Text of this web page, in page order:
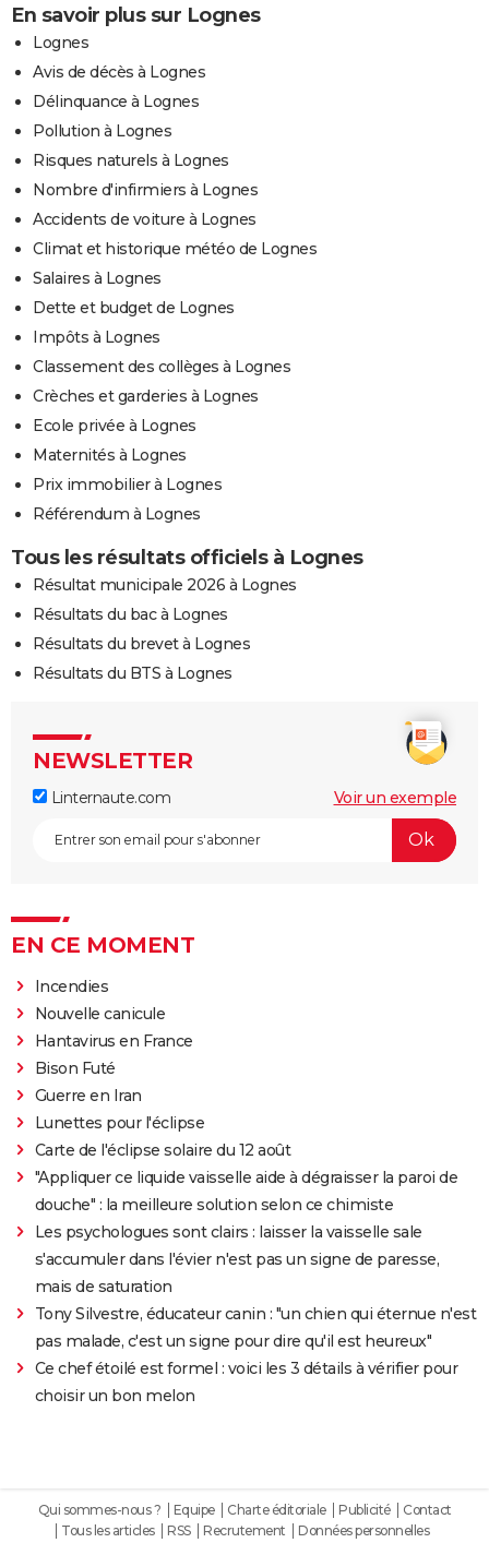
En savoir plus sur Lognes
Lognes
Avis de décès à Lognes
Délinquance à Lognes
Pollution à Lognes
Risques naturels à Lognes
Nombre d'infirmiers à Lognes
Accidents de voiture à Lognes
Climat et historique météo de Lognes
Salaires à Lognes
Dette et budget de Lognes
Impôts à Lognes
Classement des collèges à Lognes
Crèches et garderies à Lognes
Ecole privée à Lognes
Maternités à Lognes
Prix immobilier à Lognes
Référendum à Lognes
Tous les résultats officiels à Lognes
Résultat municipale 2026 à Lognes
Résultats du bac à Lognes
Résultats du brevet à Lognes
Résultats du BTS à Lognes
NEWSLETTER
Linternaute.com Voir un exemple
EN CE MOMENT
Incendies
Nouvelle canicule
Hantavirus en France
Bison Futé
Guerre en Iran
Lunettes pour l'éclipse
Carte de l'éclipse solaire du 12 août
"Appliquer ce liquide vaisselle aide à dégraisser la paroi de
douche" : la meilleure solution selon ce chimiste
Les psychologues sont clairs : laisser la vaisselle sale
s'accumuler dans l'évier n'est pas un signe de paresse,
mais de saturation
Tony Silvestre, éducateur canin : "un chien qui éternue n'est
pas malade, c'est un signe pour dire qu'il est heureux"
Ce chef étoilé est formel : voici les 3 détails à vérifier pour
choisir un bon melon
Qui sommes-nous ? Equipe Charte éditoriale Publicité
Contact
Tous les articles
RSS Recrutement
Données personnelles